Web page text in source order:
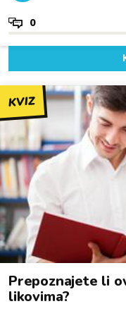
0
KVIZ
Prepoznajete li
likovima?